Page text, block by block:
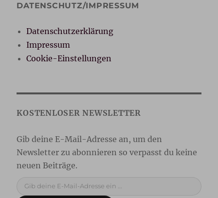
DATENSCHUTZ/IMPRESSUM
Datenschutzerklärung
Impressum
Cookie-Einstellungen